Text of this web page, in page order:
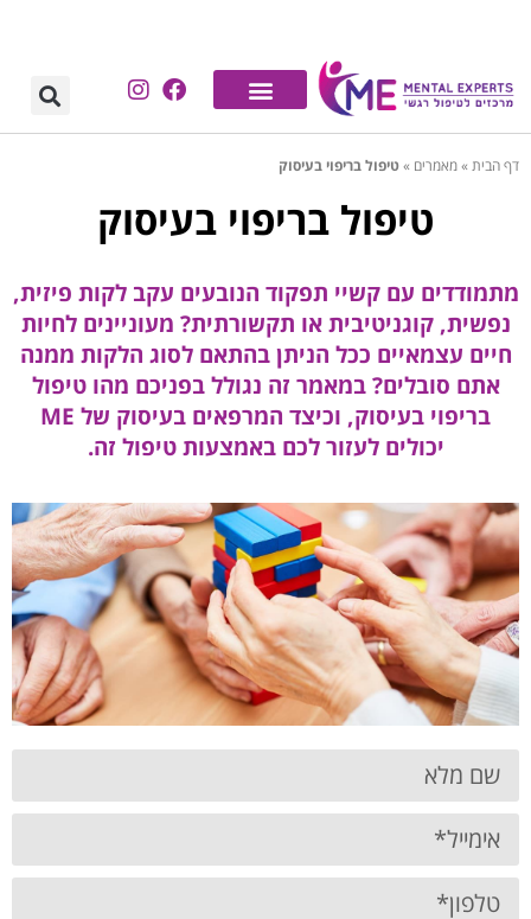
דף הבית»מאמרים »טיפול בריפוי בעיסוק
טיפול בריפוי בעיסוק
מתמודדים עם קשיי תפקוד הנובעים עקב לקות פיזית,
נפשית, קוגניטיבית או תקשורתית? מעוניינים לחיות
חיים עצמאיים ככל הניתן בהתאם לסוג הלקות ממנה
אתם סובלים? במאמר זה נגולל בפניכם מהו טיפול
בריפוי בעיסוק, וכיצד המרפאים בעיסוק של ME
יכולים לעזור לכם באמצעות טיפול זה.